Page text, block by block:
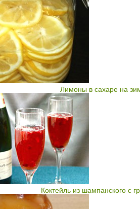
Лимоны в сахаре на
Коктейль из шампанского с